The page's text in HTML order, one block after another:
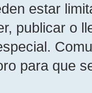
estar
publicar o
para que